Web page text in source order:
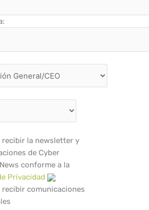
recibir la newsletter y
de Cyber
conforme a la
Privacidad
recibir comunicaciones